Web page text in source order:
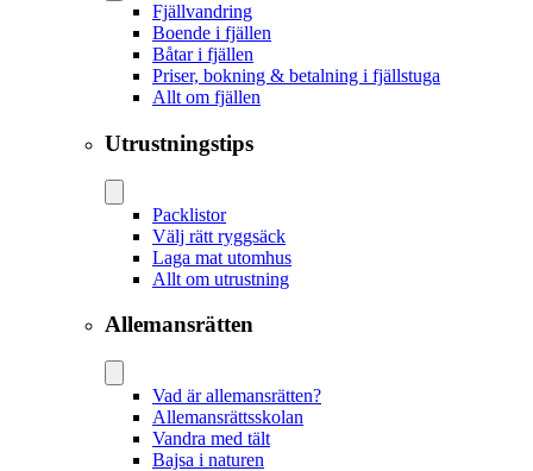
Fjällvandring
Boende i fjällen
Båtar i fjällen
Priser, bokning & betalning i fjällstuga
Allt om fjällen
Utrustningstips
Packlistor
Välj rätt ryggsäck
Laga mat utomhus
Allt om utrustning
Allemansrätten
Vad är allemansrätten?
Allemansrättsskolan
Vandra med tält
Bajsa i naturen